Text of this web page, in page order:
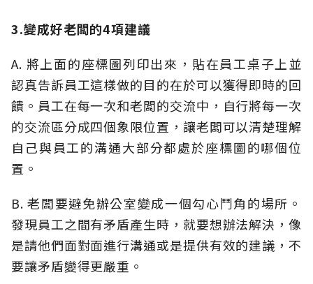
3.變成好老闆的4項建議
A. 將上面的座標圖列印出來，貼在員工桌子上並
認真告訴員工這樣做的目的在於可以獲得即時的回
饋。員工在每一次和老闆的交流中，自行將每一次
的交流區分成四個象限位置，讓老闆可以清楚理解
自己與員工的溝通大部分都處於座標圖的哪個位
置。
B. 老闆要避免辦公室變成一個勾心鬥角的場所。
發現員工之間有矛盾產生時，就要想辦法解決，像
是請他們面對面進行溝通或是提供有效的建議，不
要讓矛盾變得更嚴重。